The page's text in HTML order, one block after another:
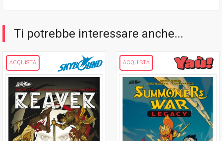
Ti potrebbe interessare anche...
ACQUISTA ACQUISTA